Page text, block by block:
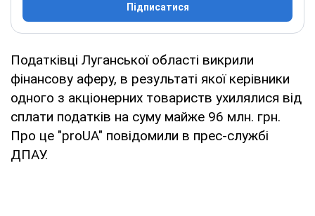
Підписатися
Податківці Луганської області викрили
фінансову аферу, в результаті якої керівники
одного з акціонерних товариств ухилялися від
сплати податків на суму майже 96 млн. грн.
Про це "proUA" повідомили в прес-службі
ДПАУ.